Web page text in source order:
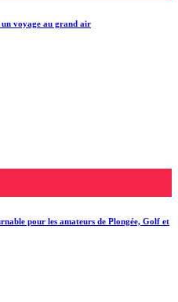
un voyage au grand air
pour les amateurs de Plongée, Golf et